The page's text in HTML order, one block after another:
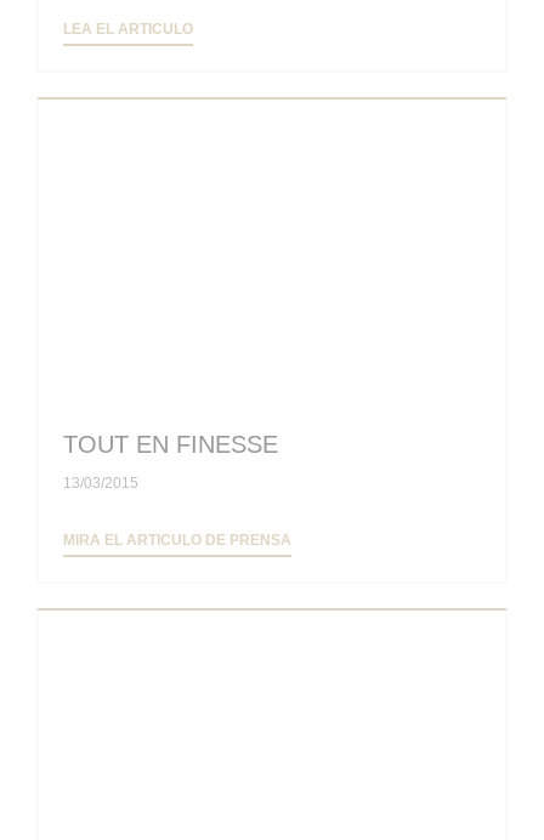
LEA EL ARTICULO((ABRE EN UNA NUEVA VENTANA))
TOUT EN FINESSE
13/03/2015
MIRA EL ARTICULO DE PRENSA